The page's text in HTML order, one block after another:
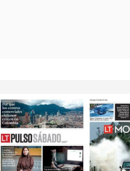
Opens in new window Opens in